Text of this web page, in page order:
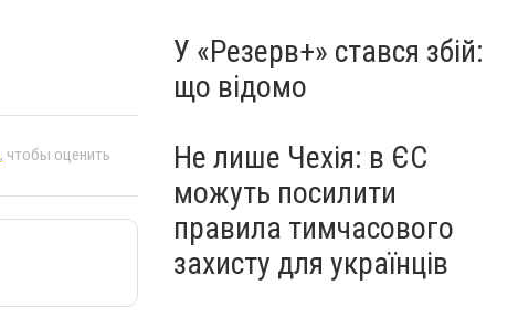
, чтобы оценить
У «Резерв+» стався збій:
що відомо
Не лише Чехія: в ЄС
можуть посилити
правила тимчасового
захисту для українців